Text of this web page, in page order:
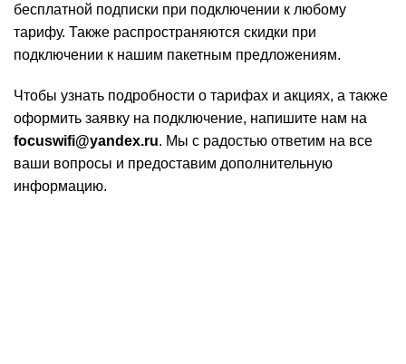
бесплатной подписки при подключении к любому
тарифу. Также распространяются скидки при
подключении к нашим пакетным предложениям.
Чтобы узнать подробности о тарифах и акциях, а также
оформить заявку на подключение, напишите нам на
focuswifi@yandex.ru. Мы с радостью ответим на все
ваши вопросы и предоставим дополнительную
информацию.